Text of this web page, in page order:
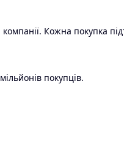
Кожна покупка
покупців.